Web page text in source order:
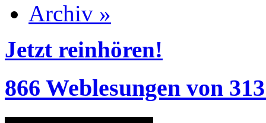
Archiv »
Jetzt reinhören!
866 Weblesungen von